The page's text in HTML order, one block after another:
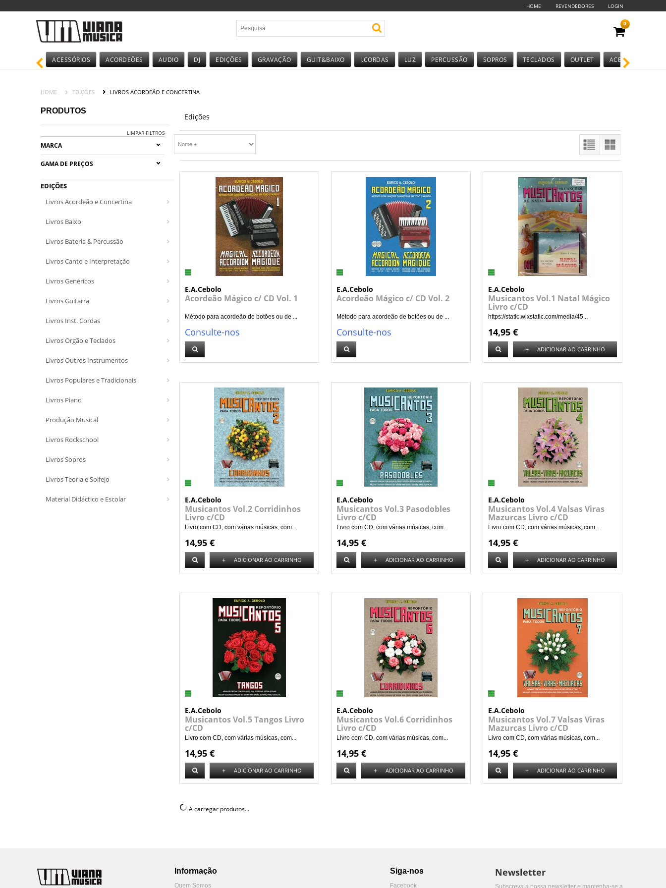
HOME REVENDEDORES LOGIN
0
ACESSÓRIOS ACORDEÕES AUDIO DJ EDIÇÕES GRAVAÇÃO GUIT&BAIXO I.CORDAS LUZ PERCUSSÃO SOPROS TECLADOS OUTLET ACESSÓRIOS
HOME EDIÇÕES LIVROS ACORDEÃO E CONCERTINA
PRODUTOS
LIMPAR FILTROS
MARCA
GAMA DE PREÇOS
EDIÇÕES
Livros Acordeão e Concertina
Livros Baixo
Livros Bateria & Percussão
Livros Canto e Interpretação
Livros Genéricos
Livros Guitarra
Livros Inst. Cordas
Livros Orgão e Teclados
Livros Outros Instrumentos
Livros Populares e Tradicionais
Livros Piano
Produção Musical
Livros Rockschool
Livros Sopros
Livros Teoria e Solfejo
Material Didáctico e Escolar
Edições
E.A.Cebolo
Acordeão Mágico c/ CD Vol. 1
Método para acordeão de botões ou de ...
Consulte-nos
E.A.Cebolo
Acordeão Mágico c/ CD Vol. 2
Método para acordeão de botões ou de ...
Consulte-nos
E.A.Cebolo
Musicantos Vol.1 Natal Mágico
Livro c/CD
https://static.wixstatic.com/media/45...
14,95 €
+ ADICIONAR AO CARRINHO
E.A.Cebolo
Musicantos Vol.2 Corridinhos
Livro c/CD
Livro com CD, com várias músicas, com...
14,95 €
+ ADICIONAR AO CARRINHO
E.A.Cebolo
Musicantos Vol.3 Pasodobles
Livro c/CD
Livro com CD, com várias músicas, com...
14,95 €
+ ADICIONAR AO CARRINHO
E.A.Cebolo
Musicantos Vol.4 Valsas Viras
Mazurcas Livro c/CD
Livro com CD, com várias músicas, com...
14,95 €
+ ADICIONAR AO CARRINHO
E.A.Cebolo
Musicantos Vol.5 Tangos Livro
c/CD
Livro com CD, com várias músicas, com...
14,95 €
+ ADICIONAR AO CARRINHO
E.A.Cebolo
Musicantos Vol.6 Corridinhos
Livro c/CD
Livro com CD, com várias músicas, com...
14,95 €
+ ADICIONAR AO CARRINHO
E.A.Cebolo
Musicantos Vol.7 Valsas Viras
Mazurcas Livro c/CD
Livro com CD, com várias músicas, com...
14,95 €
+ ADICIONAR AO CARRINHO
A carregar produtos...
Informação
Quem Somos
Siga-nos
Facebook
Newsletter
Subscreva a nossa newsletter e mantenha-se a